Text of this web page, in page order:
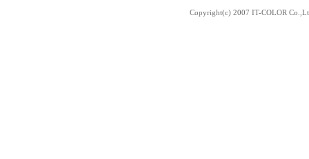
Copyright(c) 2007 IT-COLOR